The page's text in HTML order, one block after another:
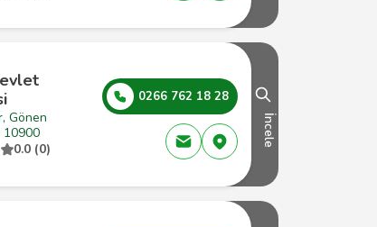
Gönen
10900
0.0 (0)
0266 762 18 28
İncele